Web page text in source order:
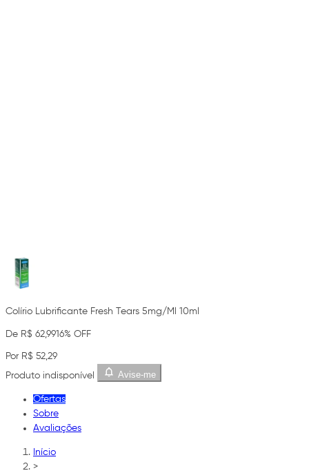
Colírio Lubrificante Fresh Tears 5mg/Ml 10ml
De R$ 62,9916% OFF
Por R$ 52,29
Produto indisponível
Avise-me
Ofertas
Sobre
Avaliações
Início
>